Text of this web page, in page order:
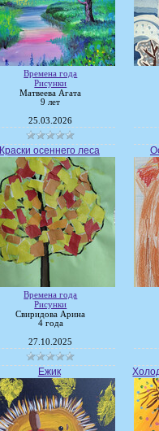
Времена года
Рисунки
Матвеева Агата
9 лет
25.03.2026
Краски осеннего леса
Времена года
Рисунки
Свиридова Арина
4 года
27.10.2025
Ежик